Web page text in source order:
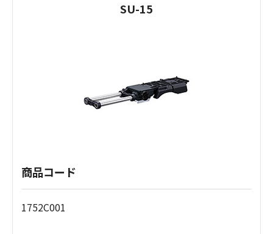
SU-15
商品コード
1752C001